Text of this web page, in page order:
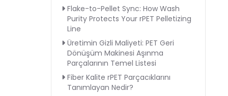
Flake-to-Pellet Sync: How Wash
Purity Protects Your rPET Pelletizing
Line
Üretimin Gizli Maliyeti: PET Geri
Dönüşüm Makinesi Aşınma
Parçalarının Temel Listesi
Fiber Kalite rPET Parçacıklarını
Tanımlayan Nedir?